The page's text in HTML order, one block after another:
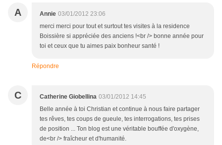
A Annie 03/01/2012 23:06
merci merci pour tout et surtout tes visites à la residence
Boissière si appréciée des anciens !<br /> bonne année pour
toi et ceux que tu aimes paix bonheur santé !
Répondre
C Catherine Giobellina 03/01/2012 14:45
Belle année à toi Christian et continue à nous faire partager
tes rêves, tes coups de gueule, tes interrogations, tes prises
de position ... Ton blog est une véritable bouffée d'oxygène,
de<br /> fraîcheur et d'humanité.